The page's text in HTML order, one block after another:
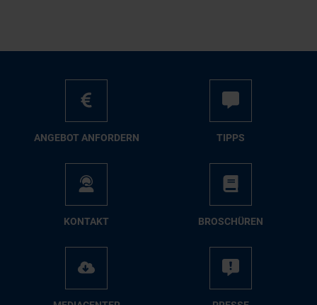
AN­GE­BOT AN­FOR­DERN TIPPS
KON­TAKT BRO­SCHÜ­REN